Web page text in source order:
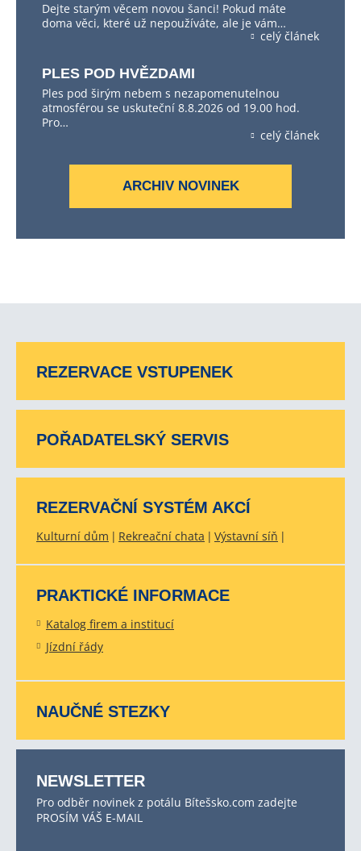
Dejte starým věcem novou šanci! Pokud máte
doma věci, které už nepoužíváte, ale je vám…
celý článek
PLES POD HVĚZDAMI
Ples pod širým nebem s nezapomenutelnou
atmosférou se uskuteční 8.8.2026 od 19.00 hod.
Pro…
celý článek
ARCHIV NOVINEK
REZERVACE VSTUPENEK
POŘADATELSKÝ SERVIS
REZERVAČNÍ SYSTÉM AKCÍ
Kulturní dům Rekreační chata Výstavní síň
PRAKTICKÉ INFORMACE
Katalog firem a institucí
Jízdní řády
NAUČNÉ STEZKY
NEWSLETTER
Pro odběr novinek z potálu Bítešsko.com zadejte
PROSÍM VÁŠ E-MAIL